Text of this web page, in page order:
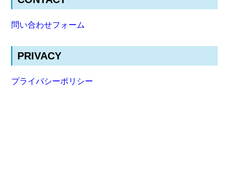
問い合わせフォーム
PRIVACY
プライバシーポリシー